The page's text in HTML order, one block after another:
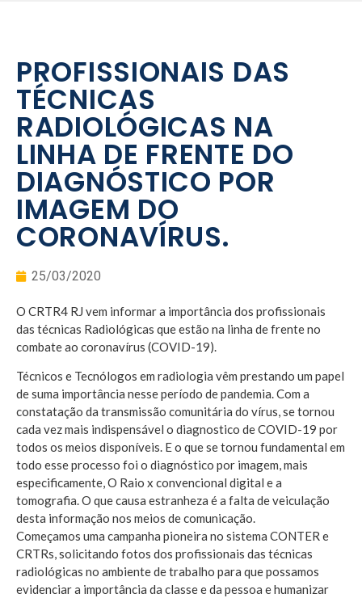
PROFISSIONAIS DAS
TÉCNICAS
RADIOLÓGICAS NA
LINHA DE FRENTE DO
DIAGNÓSTICO POR
IMAGEM DO
CORONAVÍRUS.
25/03/2020
O CRTR4 RJ vem informar a importância dos profissionais
das técnicas Radiológicas que estão na linha de frente no
combate ao coronavírus (COVID-19).
Técnicos e Tecnólogos em radiologia vêm prestando um papel
de suma importância nesse período de pandemia. Com a
constatação da transmissão comunitária do vírus, se tornou
cada vez mais indispensável o diagnostico de COVID-19 por
todos os meios disponíveis. E o que se tornou fundamental em
todo esse processo foi o diagnóstico por imagem, mais
especificamente, O Raio x convencional digital e a
tomografia. O que causa estranheza é a falta de veiculação
desta informação nos meios de comunicação.
Começamos uma campanha pioneira no sistema CONTER e
CRTRs, solicitando fotos dos profissionais das técnicas
radiológicas no ambiente de trabalho para que possamos
evidenciar a importância da classe e da pessoa e humanizar